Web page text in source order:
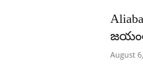
August